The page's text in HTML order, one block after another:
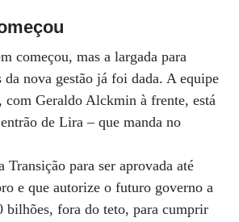
começou, mas a largada para
da nova gestão já foi dada. A equipe
com Geraldo Alckmin à frente, está
de Lira – que manda no
Transição para ser aprovada até
e que autorize o futuro governo a
bilhões, fora do teto, para cumprir